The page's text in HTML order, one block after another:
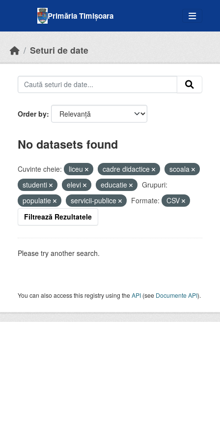
Primăria Timișoara
Seturi de date
Order by
No datasets found
Cuvinte cheie: liceu cadre didactice
scoala
studenti
elevi educatie
Grupuri:
populatie
servicii-publice Formate:
CSV
Filtrează Rezultatele
Please try another search.
You can also access this registry using theAPI (see Documente API).